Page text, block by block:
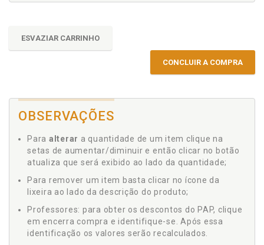
ESVAZIAR CARRINHO
CONCLUIR A COMPRA
OBSERVAÇÕES
Para alterar a quantidade de um item clique na
setas de aumentar/diminuir e então clicar no botão
atualiza que será exibido ao lado da quantidade;
Para remover um item basta clicar no ícone da
lixeira ao lado da descrição do produto;
Professores: para obter os descontos do PAP, clique
em encerra compra e identifique-se. Após essa
identificação os valores serão recalculados.